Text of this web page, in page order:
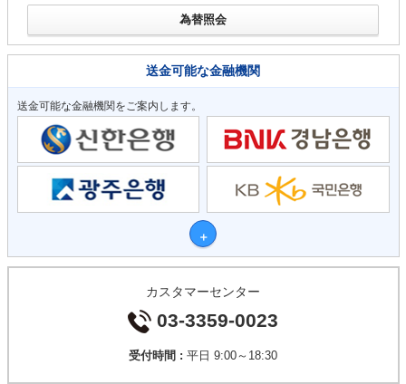
為替照会
送金可能な金融機関
送金可能な金融機関をご案内します。
カスタマーセンター
03-3359-0023
受付時間 : 平日 9:00～18:30